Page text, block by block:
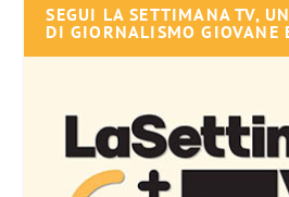
SEGUI LA SETTIMANA TV,
DI GIORNALISMO GIOVANE